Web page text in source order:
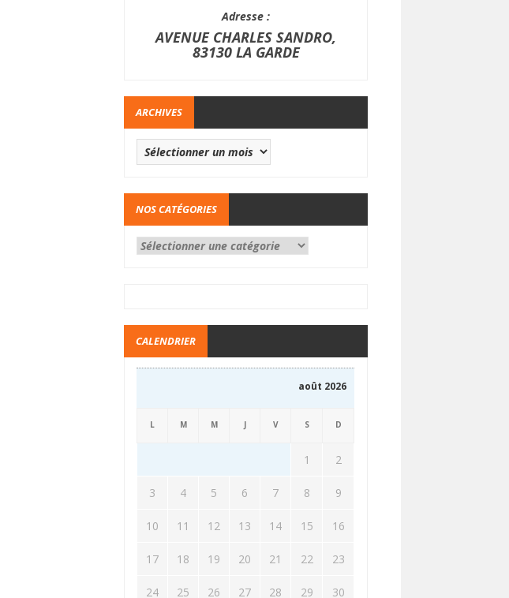
Adresse :
AVENUE CHARLES SANDRO,
83130 LA GARDE
ARCHIVES
NOS CATÉGORIES
CALENDRIER
août 2026
L M M J V S D
1 2
3 4 5 6 7 8 9
10 11 12 13 14 15 16
17 18 19 20 21 22 23
24 25 26 27 28 29 30